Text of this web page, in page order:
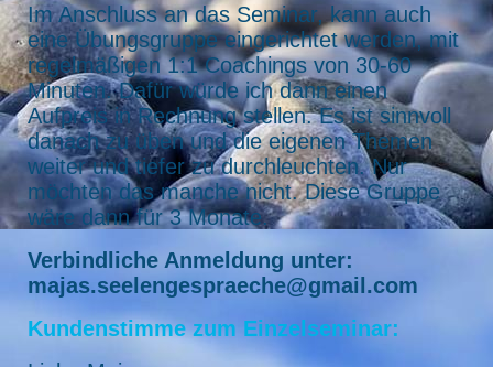
Im Anschluss an das Seminar, kann auch
eine Übungsgruppe eingerichtet werden, mit
regelmäßigen 1:1 Coachings von 30-60
Minuten. Dafür würde ich dann einen
Aufpreis in Rechnung stellen. Es ist sinnvoll
danach zu üben und die eigenen Themen
weiter und tiefer zu durchleuchten. Nur
möchten das manche nicht. Diese Gruppe
wäre dann für 3 Monate.
Verbindliche Anmeldung unter:
majas.seelengespraeche@gmail.com
Kundenstimme zum Einzelseminar: